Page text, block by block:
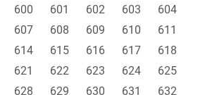
600 601 602 603
604
607 608 609 610
611
614 615 616 617
618
621 622 623 624
625
628 629 630 631
632